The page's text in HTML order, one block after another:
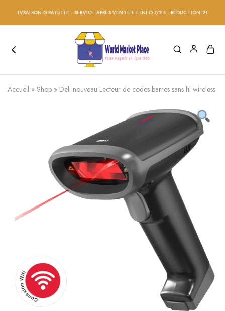
LIVRAISON GRATUITE - SERVICE APRÈS VENTE ET INFO 7/24 - RÉDUCTION 20% SUR
Accueil » Shop » Deli nouveau Lecteur de codes-barres sans fil wireless